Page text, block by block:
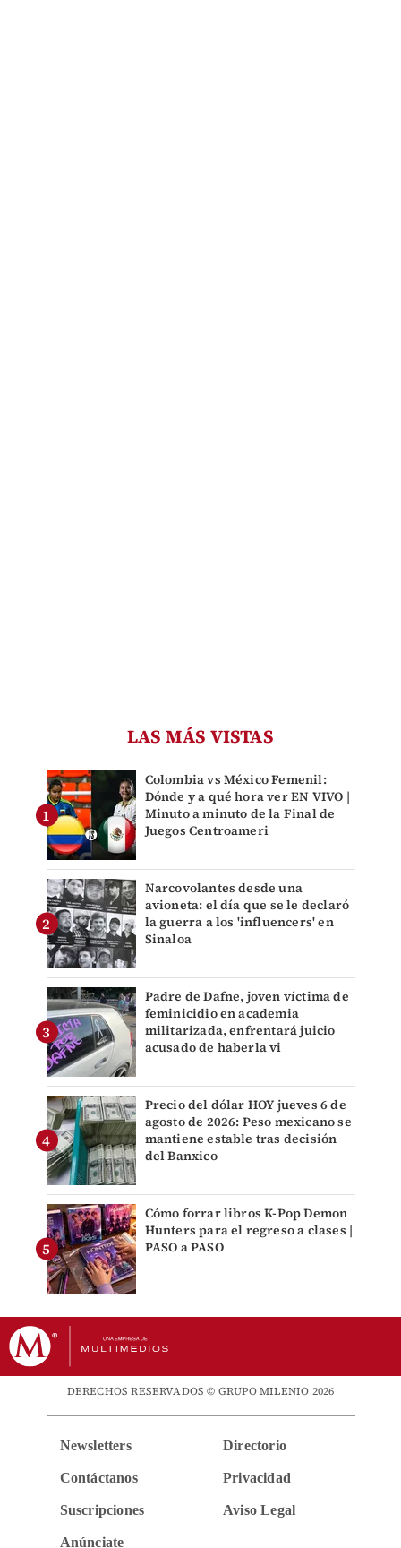
LAS MÁS VISTAS
Colombia vs México Femenil:
Dónde y a qué hora ver EN VIVO |
Minuto a minuto de la Final de
Juegos Centroameri
Narcovolantes desde una
avioneta: el día que se le declaró
la guerra a los 'influencers' en
Sinaloa
Padre de Dafne, joven víctima de
feminicidio en academia
militarizada, enfrentará juicio
acusado de haberla vi
Precio del dólar HOY jueves 6 de
agosto de 2026: Peso mexicano se
mantiene estable tras decisión
del Banxico
Cómo forrar libros K-Pop Demon
Hunters para el regreso a clases |
PASO a PASO
DERECHOS RESERVADOS © GRUPO MILENIO 2026
Newsletters
Contáctanos
Suscripciones
Anúnciate
Directorio
Privacidad
Aviso Legal